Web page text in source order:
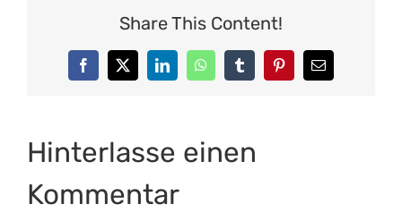
Share This Content!
Facebook
X LinkedInWhatsAppTumblrPinterest
E-
Mail
Hinterlasse einen
Kommentar